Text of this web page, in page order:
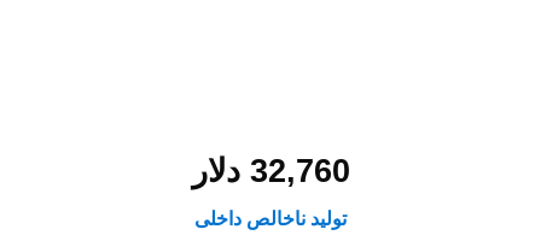
32,760 دلار
تولید ناخالص داخلی